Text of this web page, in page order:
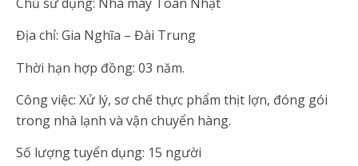
Địa chỉ: Gia Nghĩa – Đài Trung
Thời hạn hợp đồng: 03 năm.
Công việc: Xử lý, sơ chế thực phẩm thịt lợn, đóng gói
trong nhà lạnh và vận chuyển hàng.
Số lượng tuyển dụng: 15 người